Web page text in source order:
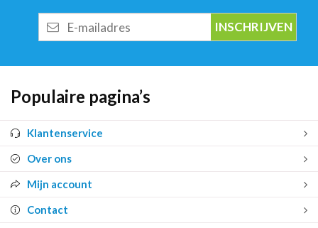
mailadres
Populaire pagina’s
Klantenservice
Over ons
Mijn account
Contact